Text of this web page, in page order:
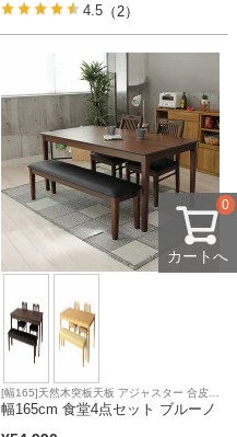
4.5 （2）
[幅165]天然木突板天板 アジャスター 合皮座
面
幅165cm 食堂4点セット ブルーノ
カートへ
0